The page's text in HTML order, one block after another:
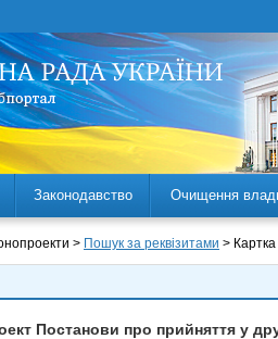
Законодавство Очищення
> Пошук за реквізитами >
Постанови про прийняття у